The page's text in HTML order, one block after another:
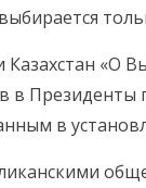
«О
Президенты
в